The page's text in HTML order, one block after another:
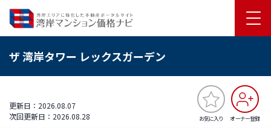
ザ 湾岸タワー レックスガーデン
お気に入り オーナー登録
更新日：2026.08.07
次回更新日：2026.08.28